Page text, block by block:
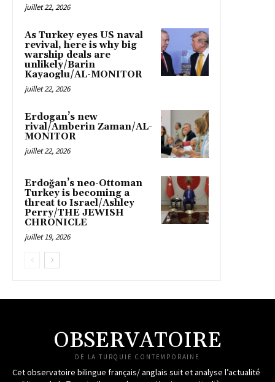
juillet 22, 2026
As Turkey eyes US naval
revival, here is why big
warship deals are
unlikely/Barin
Kayaoglu/AL-MONITOR
juillet 22, 2026
Erdogan’s new
rival/Amberin Zaman/AL-
MONITOR
juillet 22, 2026
Erdoğan’s neo-Ottoman
Turkey is becoming a
threat to Israel/Ashley
Perry/THE JEWISH
CHRONICLE
juillet 19, 2026
OBSERVATOIRE
DE LA TURQUIE CONTEMPORAINE
Cet observatoire bilingue français/ anglais suit et analyse l’actualité